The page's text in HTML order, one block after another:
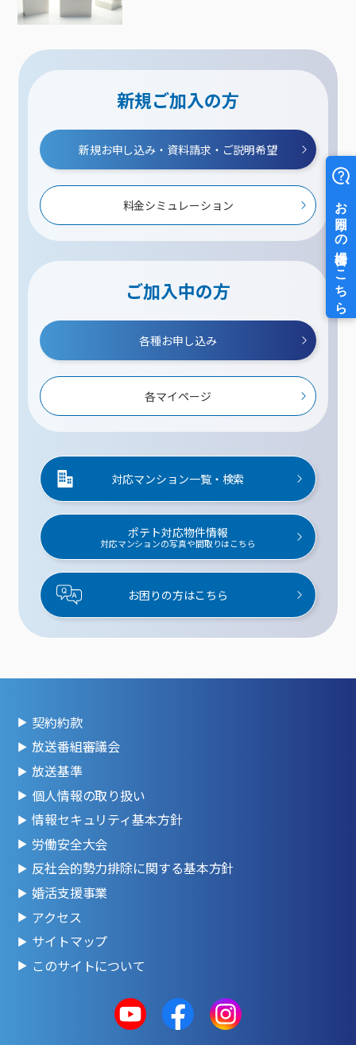
新規ご加入の方
新規お申し込み・資料請求・ご説明希望
料金シミュレーション
ご加入中の方
各種お申し込み
各マイページ
対応マンション一覧・検索
ポテト対応物件情報
対応マンションの写真や間取りはこちら
お困りの方はこちら
契約約款
放送番組審議会
放送基準
個人情報の取り扱い
情報セキュリティ基本方針
労働安全大会
反社会的勢力排除に関する基本方針
婚活支援事業
アクセス
サイトマップ
このサイトについて